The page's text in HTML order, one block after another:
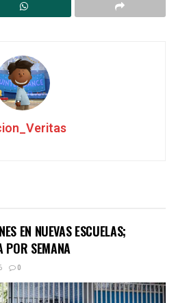
EN NUEVAS ESCUELAS;
POR SEMANA
0